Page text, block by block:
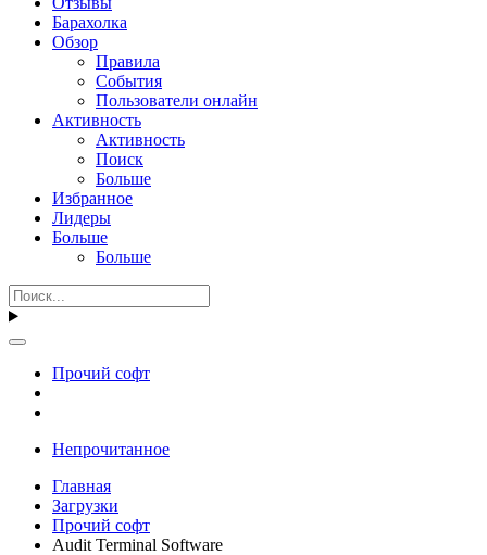
Барахолка
Обзор
Правила
События
Пользователи онлайн
Активность
Активность
Поиск
Больше
Избранное
Лидеры
Больше
Больше
Прочий софт
Непрочитанное
Главная
Загрузки
Прочий софт
Audit Terminal Software